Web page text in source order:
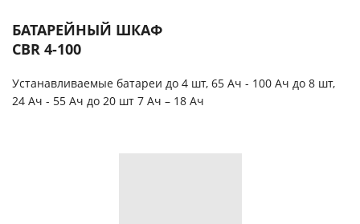
БАТАРЕЙНЫЙ ШКАФ
CBR 4-100
Устанавливаемые батареи до 4 шт, 65 Ач - 100 Ач до 8 шт,
24 Ач - 55 Ач до 20 шт 7 Ач – 18 Ач